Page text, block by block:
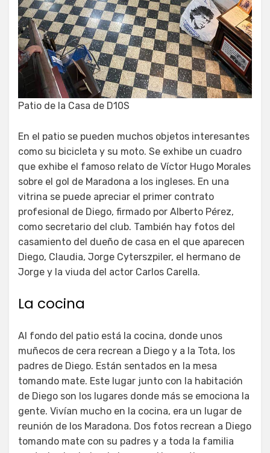
Patio de la Casa de D10S
En el patio se pueden muchos objetos interesantes
como su bicicleta y su moto. Se exhibe un cuadro
que exhibe el famoso relato de Víctor Hugo Morales
sobre el gol de Maradona a los ingleses. En una
vitrina se puede apreciar el primer contrato
profesional de Diego, firmado por Alberto Pérez,
como secretario del club. También hay fotos del
casamiento del dueño de casa en el que aparecen
Diego, Claudia, Jorge Cyterszpiler, el hermano de
Jorge y la viuda del actor Carlos Carella.
La cocina
Al fondo del patio está la cocina, donde unos
muñecos de cera recrean a Diego y a la Tota, los
padres de Diego. Están sentados en la mesa
tomando mate. Este lugar junto con la habitación
de Diego son los lugares donde más se emociona la
gente. Vivían mucho en la cocina, era un lugar de
reunión de los Maradona. Dos fotos recrean a Diego
tomando mate con su padres y a toda la familia